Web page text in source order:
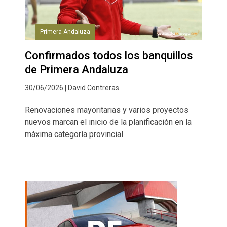
Primera Andaluza
Confirmados todos los banquillos
de Primera Andaluza
30/06/2026 | David Contreras
Renovaciones mayoritarias y varios proyectos
nuevos marcan el inicio de la planificación en la
máxima categoría provincial